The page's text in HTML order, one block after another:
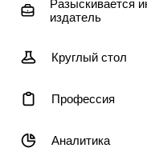
Разыскивается
издатель
Круглый стол
Профессия
Аналитика